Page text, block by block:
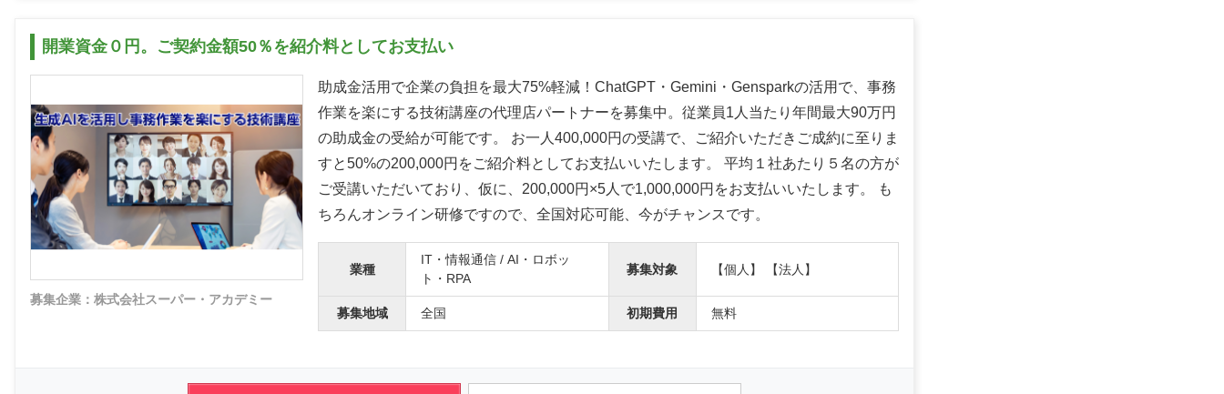
開業資金０円。ご契約金額50％を紹介料としてお支払い
募集企業：株式会社スーパー・アカデミー
助成金活用で企業の負担を最大75%軽減！ChatGPT・Gemini・Gensparkの活用で、事務
作業を楽にする技術講座の代理店パートナーを募集中。従業員1人当たり年間最大90万円
の助成金の受給が可能です。 お一人400,000円の受講で、ご紹介いただきご成約に至りま
すと50%の200,000円をご紹介料としてお支払いいたします。 平均１社あたり５名の方が
ご受講いただいており、仮に、200,000円×5人で1,000,000円をお支払いいたします。 も
ちろんオンライン研修ですので、全国対応可能、今がチャンスです。
業種
IT・情報通信 / AI・ロボッ
ト・RPA
募集対象 【個人】 【法人】
募集地域 全国 初期費用 無料